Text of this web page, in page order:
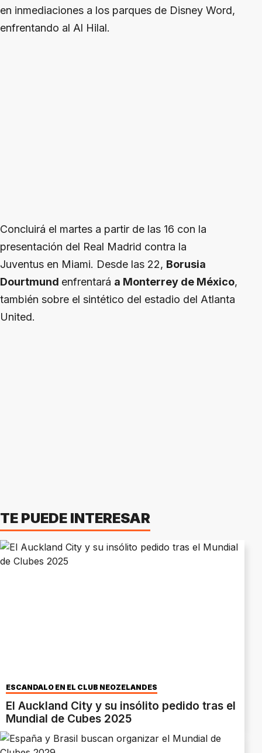
en inmediaciones a los parques de Disney Word,
enfrentando al Al Hilal.
Concluirá el martes a partir de las 16 con la
presentación del Real Madrid contra la
Juventus en Miami. Desde las 22, Borusia
Dourtmund enfrentará a Monterrey de México,
también sobre el sintético del estadio del Atlanta
United.
TE PUEDE INTERESAR
ESCÁNDALO EN EL CLUB NEOZELANDÉS
El Auckland City y su insólito pedido tras el
Mundial de Cubes 2025